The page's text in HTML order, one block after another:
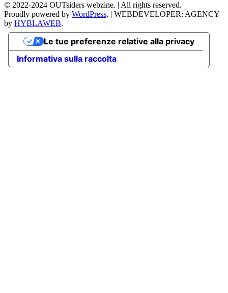
© 2022-2024 OUTsiders webzine. | All rights reserved.
Proudly powered by WordPress. | WEBDEVELOPER: AGENCY
by HYBLAWEB.
Informativa sulla raccolta
Le tue preferenze relative alla privacy